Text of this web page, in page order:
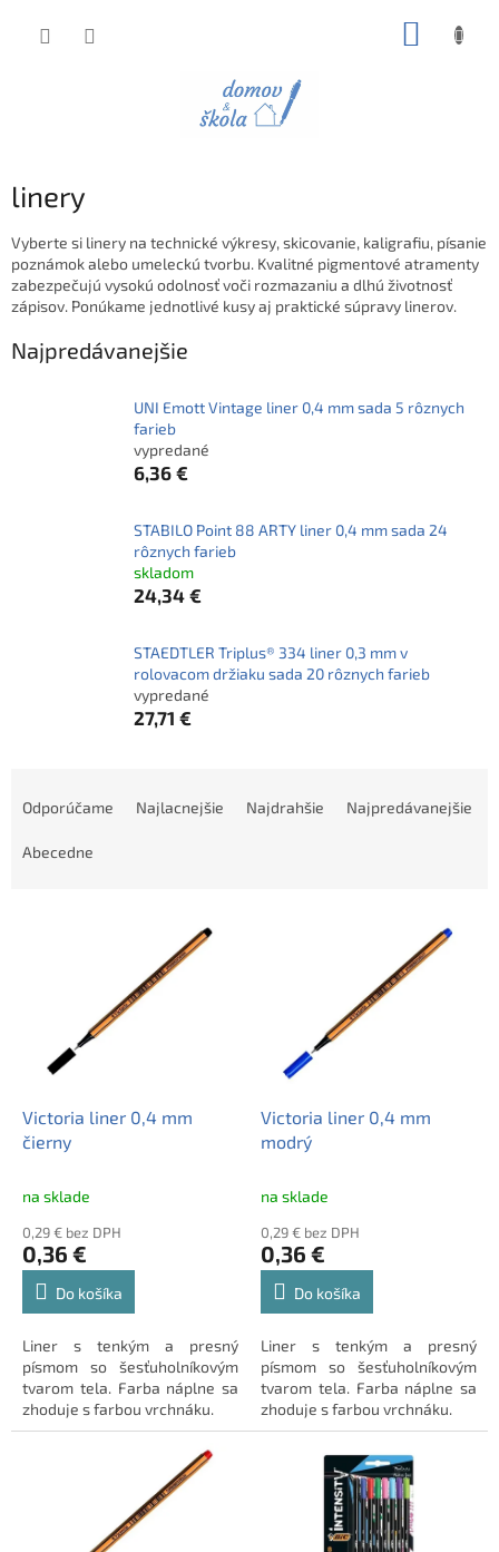
linery
Vyberte si linery na technické výkresy, skicovanie, kaligrafiu, písanie
poznámok alebo umeleckú tvorbu. Kvalitné pigmentové atramenty
zabezpečujú vysokú odolnosť voči rozmazaniu a dlhú životnosť
zápisov. Ponúkame jednotlivé kusy aj praktické súpravy linerov.
Najpredávanejšie
UNI Emott Vintage liner 0,4 mm sada 5 rôznych
farieb
vypredané
6,36 €
STABILO Point 88 ARTY liner 0,4 mm sada 24
rôznych farieb
skladom
24,34 €
STAEDTLER Triplus® 334 liner 0,3 mm v
rolovacom držiaku sada 20 rôznych farieb
vypredané
27,71 €
Odporúčame Najlacnejšie Najdrahšie Najpredávanejšie
Abecedne
Victoria liner 0,4 mm
čierny
na sklade
0,29 € bez DPH
0,36 €
Do košíka
Liner s tenkým a presný
písmom so šesťuholníkovým
tvarom tela. Farba náplne sa
zhoduje s farbou vrchnáku.
Victoria liner 0,4 mm
modrý
na sklade
0,29 € bez DPH
0,36 €
Do košíka
Liner s tenkým a presný
písmom so šesťuholníkovým
tvarom tela. Farba náplne sa
zhoduje s farbou vrchnáku.